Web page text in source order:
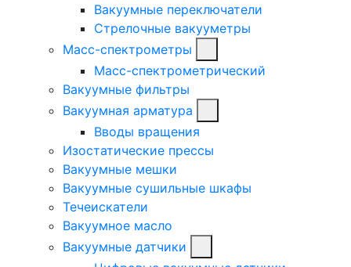
Вакуумные переключатели
Стрелочные вакууметры
Масс-спектрометры
Масс-спектрометрический
Вакуумные фильтры
Вакуумная арматура
Вводы вращения
Изостатические прессы
Вакуумные мешки
Вакуумные сушильные шкафы
Течеискатели
Вакуумное масло
Вакуумные датчики